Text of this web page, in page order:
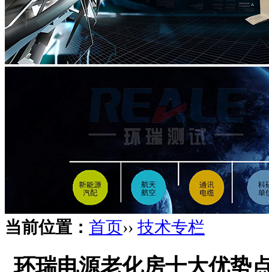
当前位置： 首页›› 技术专栏
环瑞电源老化房十大优势